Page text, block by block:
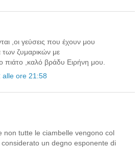
,οι γεύσεις που έχουν μου
ζυμαρικών με
πιάτο ,καλό βράδυ Ειρήνη μου.
alle ore 21:58
non tutte le ciambelle vengono col
un degno esponente di